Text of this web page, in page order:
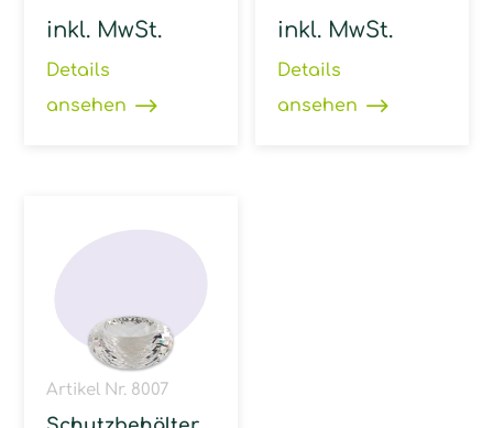
inkl. MwSt.
Details
ansehen
inkl. MwSt.
Details
ansehen
Artikel Nr. 8007